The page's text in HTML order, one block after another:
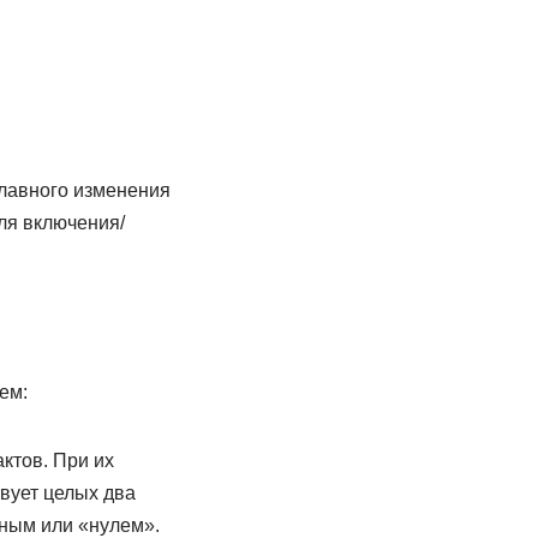
изменения
включения/
При их
целых два
или «нулем».